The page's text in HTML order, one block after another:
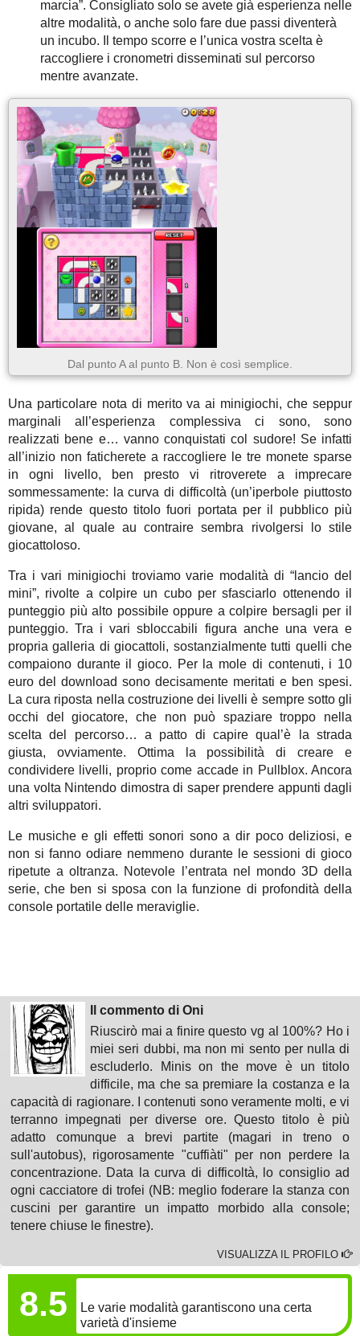
marcia”. Consigliato solo se avete già esperienza nelle
altre modalità, o anche solo fare due passi diventerà
un incubo. Il tempo scorre e l’unica vostra scelta è
raccogliere i cronometri disseminati sul percorso
mentre avanzate.
Dal punto A al punto B. Non è così semplice.
Una particolare nota di merito va ai minigiochi, che seppur
marginali all’esperienza complessiva ci sono, sono
realizzati bene e… vanno conquistati col sudore! Se infatti
all’inizio non faticherete a raccogliere le tre monete sparse
in ogni livello, ben presto vi ritroverete a imprecare
sommessamente: la curva di difficoltà (un’iperbole piuttosto
ripida) rende questo titolo fuori portata per il pubblico più
giovane, al quale au contraire sembra rivolgersi lo stile
giocattoloso.
Tra i vari minigiochi troviamo varie modalità di “lancio del
mini”, rivolte a colpire un cubo per sfasciarlo ottenendo il
punteggio più alto possibile oppure a colpire bersagli per il
punteggio. Tra i vari sbloccabili figura anche una vera e
propria galleria di giocattoli, sostanzialmente tutti quelli che
compaiono durante il gioco. Per la mole di contenuti, i 10
euro del download sono decisamente meritati e ben spesi.
La cura riposta nella costruzione dei livelli è sempre sotto gli
occhi del giocatore, che non può spaziare troppo nella
scelta del percorso… a patto di capire qual’è la strada
giusta, ovviamente. Ottima la possibilità di creare e
condividere livelli, proprio come accade in Pullblox. Ancora
una volta Nintendo dimostra di saper prendere appunti dagli
altri sviluppatori.
Le musiche e gli effetti sonori sono a dir poco deliziosi, e
non si fanno odiare nemmeno durante le sessioni di gioco
ripetute a oltranza. Notevole l’entrata nel mondo 3D della
serie, che ben si sposa con la funzione di profondità della
console portatile delle meraviglie.
Il commento di Oni
Riuscirò mai a finire questo vg al 100%? Ho i
miei seri dubbi, ma non mi sento per nulla di
escluderlo. Minis on the move è un titolo
difficile, ma che sa premiare la costanza e la
capacità di ragionare. I contenuti sono veramente molti, e vi
terranno impegnati per diverse ore. Questo titolo è più
adatto comunque a brevi partite (magari in treno o
sull'autobus), rigorosamente "cuffiàti" per non perdere la
concentrazione. Data la curva di difficoltà, lo consiglio ad
ogni cacciatore di trofei (NB: meglio foderare la stanza con
cuscini per garantire un impatto morbido alla console;
tenere chiuse le finestre).
VISUALIZZA IL PROFILO
8.5
Le varie modalità garantiscono una certa
varietà d'insieme